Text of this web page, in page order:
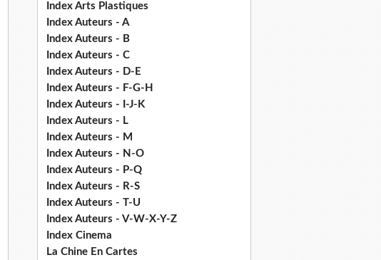
Index Arts Plastiques
Index Auteurs - A
Index Auteurs - B
Index Auteurs - C
Index Auteurs - D-E
Index Auteurs - F-G-H
Index Auteurs - I-J-K
Index Auteurs - L
Index Auteurs - M
Index Auteurs - N-O
Index Auteurs - P-Q
Index Auteurs - R-S
Index Auteurs - T-U
Index Auteurs - V-W-X-Y-Z
Index Cinema
La Chine En Cartes